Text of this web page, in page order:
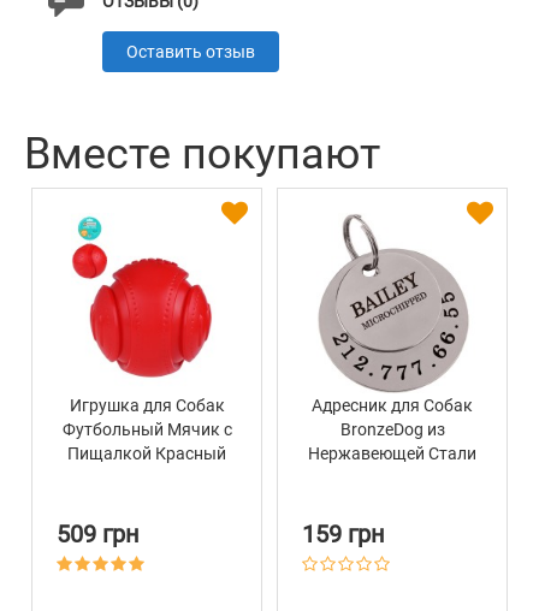
Оставить отзыв
Вместе покупают
Игрушка для Собак
Футбольный Мячик с
Пищалкой Красный
509 грн
Адресник для Собак
BronzeDog из
Нержавеющей Стали
159 грн